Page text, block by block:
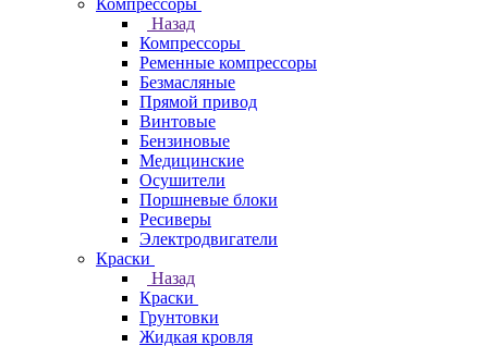
Компрессоры
Назад
Компрессоры
Ременные компрессоры
Безмасляные
Прямой привод
Винтовые
Бензиновые
Медицинские
Осушители
Поршневые блоки
Ресиверы
Электродвигатели
Краски
Назад
Краски
Грунтовки
Жидкая кровля